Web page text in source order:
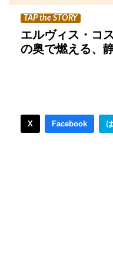
TAP the STORY
エルヴィス・コ
の奥で燃える、
X Facebook